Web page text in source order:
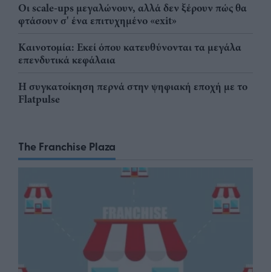
Οι scale-ups μεγαλώνουν, αλλά δεν ξέρουν πώς θα
φτάσουν σ' ένα επιτυχημένο «exit»
Καινοτομία: Εκεί όπου κατευθύνονται τα μεγάλα
επενδυτικά κεφάλαια
Η συγκατοίκηση περνά στην ψηφιακή εποχή με το
Flatpulse
The Franchise Plaza